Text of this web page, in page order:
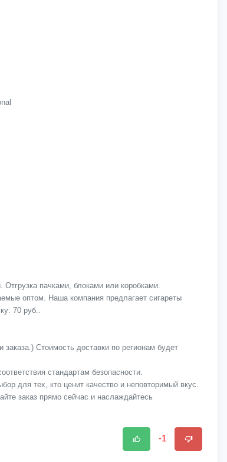
пачками, блоками или коробками.
оптом. Наша компания предлагает сигареты
70 руб..
Стоимость доставки по регионам будет
стандартам безопасности.
для тех, кто ценит качество и неповторимый вкус.
заказ прямо сейчас и наслаждайтесь
-1